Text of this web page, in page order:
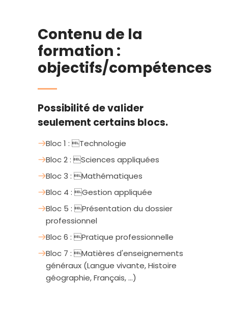
Contenu de la
formation :
objectifs/compétences
Possibilité de valider
seulement certains blocs.
Bloc 1 : Technologie
Bloc 2 : Sciences appliquées
Bloc 3 : Mathématiques
Bloc 4 : Gestion appliquée
Bloc 5 : Présentation du dossier
professionnel
Bloc 6 : Pratique professionnelle
Bloc 7 : Matières d'enseignements
généraux (Langue vivante, Histoire
géographie, Français, ...)